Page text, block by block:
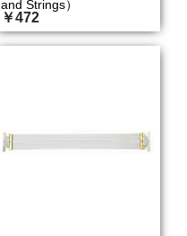
and Strings）
￥472